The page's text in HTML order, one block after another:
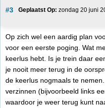
#3 Geplaatst Op: zondag 20 juni
Op zich wel een aardig plan
voor een eerste poging. Wat
keerlus hebt. Is je trein daar
je nooit meer terug in de
de keerlus nogmaals te
verzinnen (bijvoorbeeld links
waardoor je weer terug kunt